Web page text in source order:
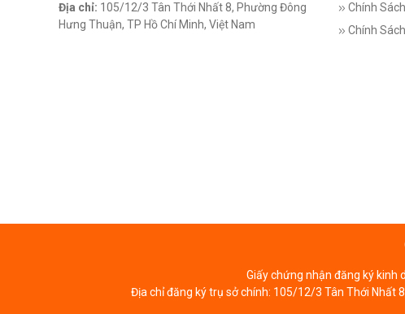
Địa chỉ: 105/12/3 Tân Thới Nhất 8, Phường Đông
Hưng Thuận, TP Hồ Chí Minh, Việt Nam
Chính
Chính
Giấy chứng nhận đăng ký kinh
Địa chỉ đăng ký trụ sở chính: 105/12/3 Tân Thới Nhất